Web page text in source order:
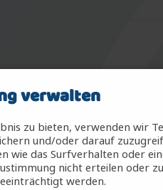
verwalten
zu bieten, verwenden wir
und/oder darauf
wie das Surfverhalten oder
nicht erteilen oder
werden.